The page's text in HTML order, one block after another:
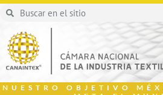
NUESTRO OBJETIVO